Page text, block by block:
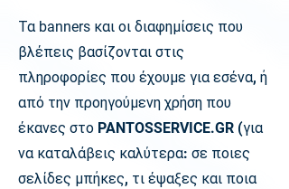
Τα banners και οι διαφημίσεις που
βλέπεις βασίζονται στις
πληροφορίες που έχουμε για εσένα, ή
από την προηγούμενη χρήση που
έκανες στο PANTOSSERVICE.GR (για
να καταλάβεις καλύτερα: σε ποιες
σελίδες μπήκες, τι έψαξες και ποια